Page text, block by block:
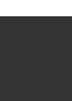
Энергетическая